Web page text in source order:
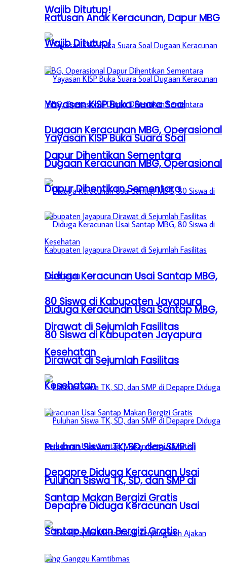
Wajib Ditutup!
Yayasan KISP Buka Suara Soal
Dugaan Keracunan MBG, Operasional
Dapur Dihentikan Sementara
Diduga Keracunan Usai Santap MBG,
80 Siswa di Kabupaten Jayapura
Dirawat di Sejumlah Fasilitas
Kesehatan
Puluhan Siswa TK, SD, dan SMP di
Depapre Diduga Keracunan Usai
Santap Makan Bergizi Gratis
Ratusan Anak Keracunan, Dapur MBG
Wajib Ditutup!
Yayasan KISP Buka Suara Soal
Dugaan Keracunan MBG, Operasional
Dapur Dihentikan Sementara
Diduga Keracunan Usai Santap MBG,
80 Siswa di Kabupaten Jayapura
Dirawat di Sejumlah Fasilitas
Kesehatan
Puluhan Siswa TK, SD, dan SMP di
Depapre Diduga Keracunan Usai
Santap Makan Bergizi Gratis